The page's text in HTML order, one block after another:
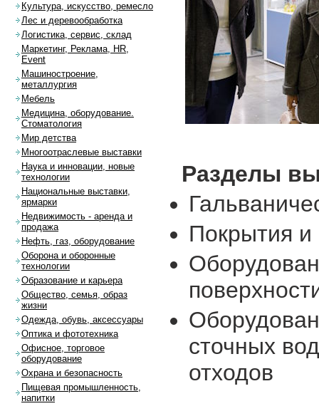
Разделы
Покрытия и
сточных
отходов
Культура, искусство, ремесло
Лес и деревообработка
Логистика, сервис, склад
Маркетинг, Реклама, HR,
Event
Машиностроение,
металлургия
Мебель
Медицина, оборудование.
Стоматология
Мир детства
Многоотраслевые выставки
Наука и инновации, новые
технологии
Национальные выставки,
ярмарки
Недвижимость - аренда и
продажа
Нефть, газ, оборудование
Оборона и оборонные
технологии
Образование и карьера
Общество, семья, образ
жизни
Одежда, обувь, аксессуары
Оптика и фототехника
Офисное, торговое
оборудование
Охрана и безопасность
Пищевая промышленность,
напитки